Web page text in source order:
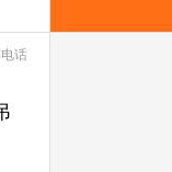
话